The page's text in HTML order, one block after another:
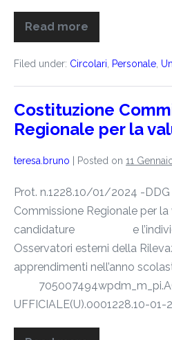
Read more
Filed under: Circolari Personale
Costituzione
Regionale per la
teresa.bruno Posted on 11
Prot. n.1228.10/01/2024
Commissione Regionale per
candidature e
Osservatori esterni della
apprendimenti nell’anno
UFFICIALE(U).0001228.10-01-